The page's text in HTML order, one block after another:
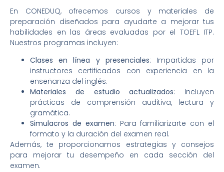
En CONEDUQ, ofrecemos cursos y materiales de
preparación diseñados para ayudarte a mejorar tus
habilidades en las áreas evaluadas por el TOEFL ITP.
Nuestros programas incluyen:
Clases en línea y presenciales: Impartidas por
instructores certificados con experiencia en la
enseñanza del inglés.
Materiales de estudio actualizados: Incluyen
prácticas de comprensión auditiva, lectura y
gramática.
Simulacros de examen: Para familiarizarte con el
formato y la duración del examen real.
Además, te proporcionamos estrategias y consejos
para mejorar tu desempeño en cada sección del
examen.